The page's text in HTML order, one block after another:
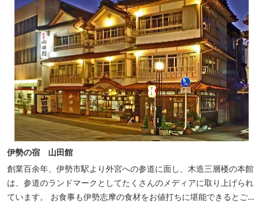
伊勢の宿 山田館
創業百余年、伊勢市駅より外宮への参道に面し、木造三層楼の本館
は、参道のランドマークとしてたくさんのメディアに取り上げられ
ています。 お食事も伊勢志摩の食材をお値打ちに堪能できるとご好